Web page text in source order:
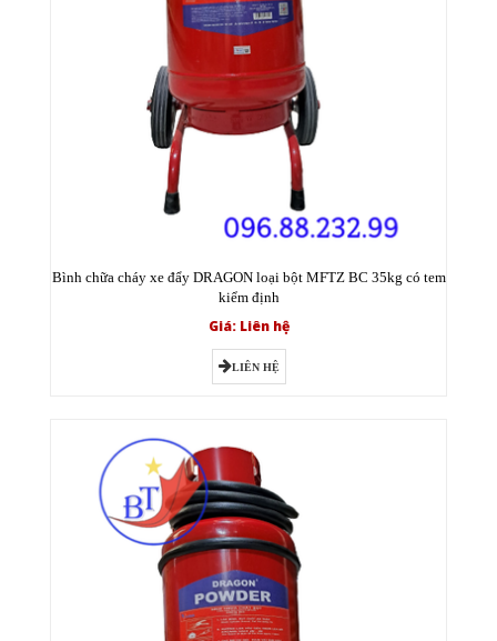
Bình chữa cháy xe đẩy DRAGON loại bột MFTZ BC 35kg có tem
kiểm định
Giá: Liên hệ
LIÊN HỆ